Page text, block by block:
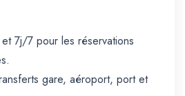
7j/7 pour les réservations
gare, aéroport, port et